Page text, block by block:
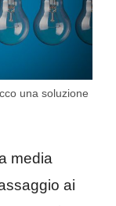
una soluzione
media
ai